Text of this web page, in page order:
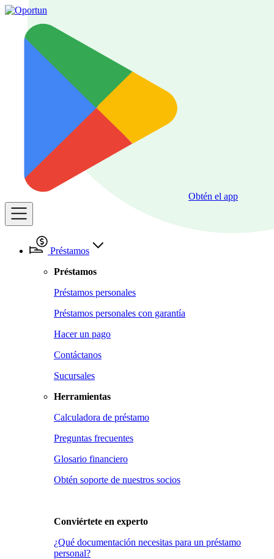
Obtén el app
Préstamos
Préstamos
Préstamos personales
Préstamos personales con garantía
Hacer un pago
Contáctanos
Sucursales
Herramientas
Calculadora de préstamo
Preguntas frecuentes
Glosario financiero
Obtén soporte de nuestros socios
Conviértete en experto
¿Qué documentación necesitas para un préstamo
personal?